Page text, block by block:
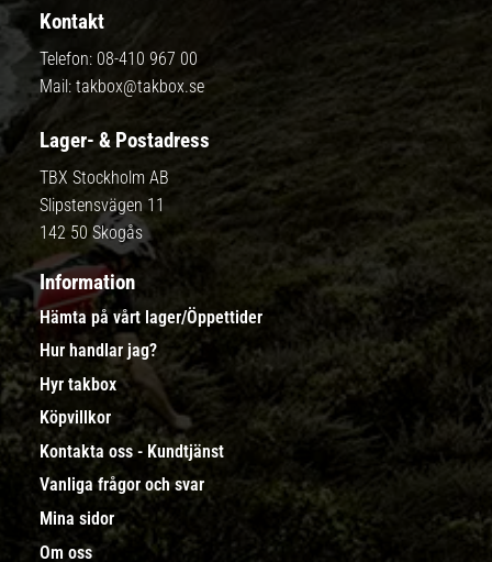
Kontakt
Telefon: 08-410 967 00
Mail: takbox@takbox.se
Lager- & Postadress
TBX Stockholm AB
Slipstensvägen 11
142 50 Skogås
Information
Hämta på vårt lager/Öppettider
Hur handlar jag?
Hyr takbox
Köpvillkor
Kontakta oss - Kundtjänst
Vanliga frågor och svar
Mina sidor
Om oss